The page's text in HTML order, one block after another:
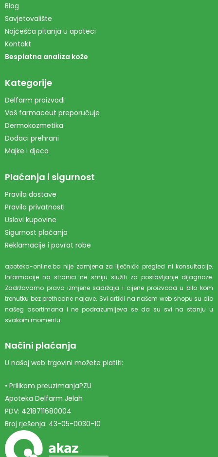
Blog
Savjetovalište
Najčešća pitanja u apoteci
Kontakt
Besplatna analiza kože
Kategorije
Delfarm proizvodi
Vaš farmaceut preporučuje
Dermokozmetika
Dodaci prehrani
Majke i djeca
Plaćanja i sigurnost
Pravila dostave
Pravila privatnosti
Uslovi kupovine
Sigurnost plaćanja
Reklamacije i povrat robe
apoteka-online.ba nije zamjena za liječnički pregled ni konsultacije.
Informacije na stranici ne smiju služiti za postavljanje dijagnoze.
Zadržavamo pravo izmjene sadržaja i cijene proizvoda u bilo kom
trenutku bez prethodne najave. Svi artikli na našem web shopu su dio
našeg asortimana i ne podrazumijeva se da su svi na stanju u
svakom momentu.
Načini plaćanja
U našoj web trgovini možete platiti:
• Prilikom preuzimanjaPZU
Apoteka Delfarm Jelah
PDV: 4218711680004
Broj rješenja: 43-05-0030-10